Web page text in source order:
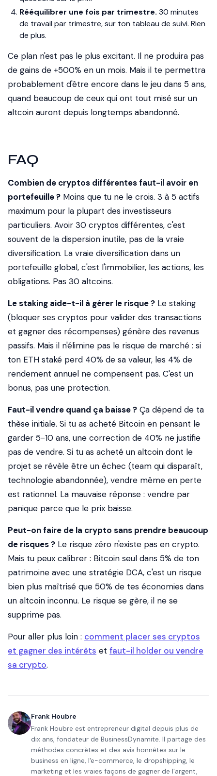
Rééquilibrer une fois par trimestre. 30 minutes
de travail par trimestre, sur ton tableau de suivi. Rien
de plus.
Ce plan n'est pas le plus excitant. Il ne produira pas
de gains de +500% en un mois. Mais il te permettra
probablement d'être encore dans le jeu dans 5 ans,
quand beaucoup de ceux qui ont tout misé sur un
altcoin auront depuis longtemps abandonné.
FAQ
Combien de cryptos différentes faut-il avoir en
portefeuille ? Moins que tu ne le crois. 3 à 5 actifs
maximum pour la plupart des investisseurs
particuliers. Avoir 30 cryptos différentes, c'est
souvent de la dispersion inutile, pas de la vraie
diversification. La vraie diversification dans un
portefeuille global, c'est l'immobilier, les actions, les
obligations. Pas 30 altcoins.
Le staking aide-t-il à gérer le risque ? Le staking
(bloquer ses cryptos pour valider des transactions
et gagner des récompenses) génère des revenus
passifs. Mais il n'élimine pas le risque de marché : si
ton ETH staké perd 40% de sa valeur, les 4% de
rendement annuel ne compensent pas. C'est un
bonus, pas une protection.
Faut-il vendre quand ça baisse ? Ça dépend de ta
thèse initiale. Si tu as acheté Bitcoin en pensant le
garder 5-10 ans, une correction de 40% ne justifie
pas de vendre. Si tu as acheté un altcoin dont le
projet se révèle être un échec (team qui disparaît,
technologie abandonnée), vendre même en perte
est rationnel. La mauvaise réponse : vendre par
panique parce que le prix baisse.
Peut-on faire de la crypto sans prendre beaucoup
de risques ? Le risque zéro n'existe pas en crypto.
Mais tu peux calibrer : Bitcoin seul dans 5% de ton
patrimoine avec une stratégie DCA, c'est un risque
bien plus maîtrisé que 50% de tes économies dans
un altcoin inconnu. Le risque se gère, il ne se
supprime pas.
Pour aller plus loin : comment placer ses cryptos
et gagner des intérêts et faut-il holder ou vendre
sa crypto.
Frank Houbre
Frank Houbre est entrepreneur digital depuis plus de
dix ans, fondateur de BusinessDynamite. Il partage des
méthodes concrètes et des avis honnêtes sur le
business en ligne, l'e-commerce, le dropshipping, le
marketing et les vraies façons de gagner de l'argent,